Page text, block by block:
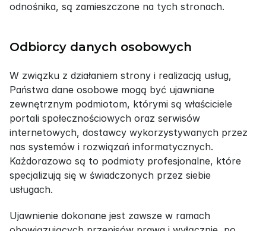
odnośnika, są zamieszczone na tych stronach.
Odbiorcy danych osobowych
W związku z działaniem strony i realizacją usług,
Państwa dane osobowe mogą być ujawniane
zewnętrznym podmiotom, którymi są właściciele
portali społecznościowych oraz serwisów
internetowych, dostawcy wykorzystywanych przez
nas systemów i rozwiązań informatycznych.
Każdorazowo są to podmioty profesjonalne, które
specjalizują się w świadczonych przez siebie
usługach.
Ujawnienie dokonane jest zawsze w ramach